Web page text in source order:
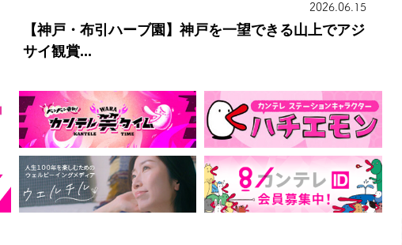
2026.06.15
【神戸・布引ハーブ園】神戸を一望できる山上でアジ
サイ観賞...